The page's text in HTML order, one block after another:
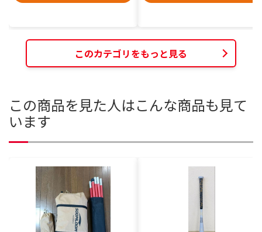
このカテゴリをもっと見る
この商品を見た人はこんな商品も見て
います